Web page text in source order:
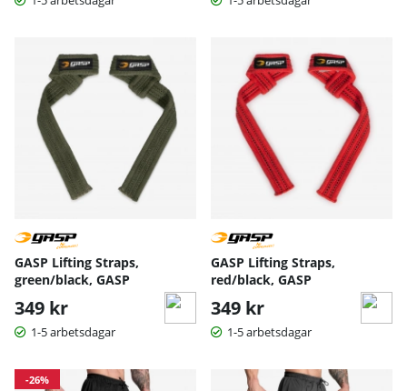
GASP Lifting Straps,
green/black, GASP
349 kr
1-5 arbetsdagar
GASP Lifting Straps,
red/black, GASP
349 kr
1-5 arbetsdagar
-26%